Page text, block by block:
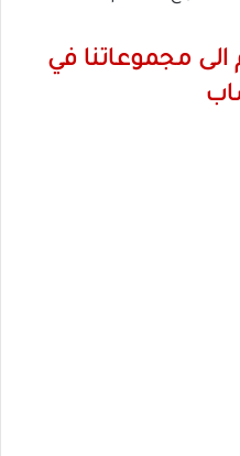
مجموعاتنا في